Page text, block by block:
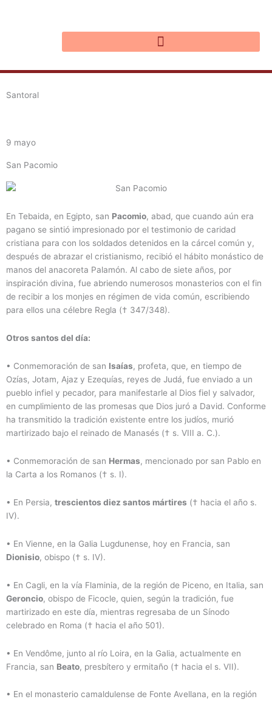
Santoral
9 mayo
San Pacomio
En Tebaida, en Egipto, san Pacomio, abad, que cuando aún era
pagano se sintió impresionado por el testimonio de caridad
cristiana para con los soldados detenidos en la cárcel común y,
después de abrazar el cristianismo, recibió el hábito monástico de
manos del anacoreta Palamón. Al cabo de siete años, por
inspiración divina, fue abriendo numerosos monasterios con el fin
de recibir a los monjes en régimen de vida común, escribiendo
para ellos una célebre Regla († 347/348).
Otros santos del día:
• Conmemoración de san Isaías, profeta, que, en tiempo de
Ozías, Jotam, Ajaz y Ezequías, reyes de Judá, fue enviado a un
pueblo infiel y pecador, para manifestarle al Dios fiel y salvador,
en cumplimiento de las promesas que Dios juró a David. Conforme
ha transmitido la tradición existente entre los judíos, murió
martirizado bajo el reinado de Manasés († s. VIII a. C.).
• Conmemoración de san Hermas, mencionado por san Pablo en
la Carta a los Romanos († s. I).
• En Persia, trescientos diez santos mártires († hacia el año s.
IV).
• En Vienne, en la Galia Lugdunense, hoy en Francia, san
Dionisio, obispo († s. IV).
• En Cagli, en la vía Flaminia, de la región de Piceno, en Italia, san
Geroncio, obispo de Ficocle, quien, según la tradición, fue
martirizado en este día, mientras regresaba de un Sínodo
celebrado en Roma († hacia el año 501).
• En Vendôme, junto al río Loira, en la Galia, actualmente en
Francia, san Beato, presbítero y ermitaño († hacia el s. VII).
• En el monasterio camaldulense de Fonte Avellana, en la región